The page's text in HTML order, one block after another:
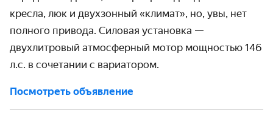
кресла, люк и двухзонный «климат», но, увы, нет
полного привода. Силовая установка —
двухлитровый атмосферный мотор мощностью 146
л.с. в сочетании с вариатором.
Посмотреть объявление